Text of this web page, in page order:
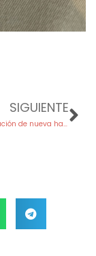
SIGUIENTE
Dukes, presentación de nueva hamburguesa